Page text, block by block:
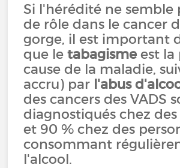
Si l'hérédité ne semble
de rôle dans le cancer
gorge, il est important
que letabagisme est la
cause de la maladie,
accru) par l'abus
des cancers des VADS
diagnostiqués chez
et 90 % chez des
consommant
l'alcool.